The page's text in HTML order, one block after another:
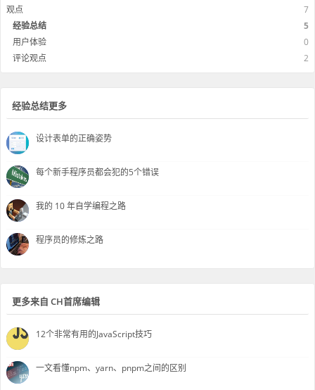
观点
7
经验总结
5
用户体验
0
评论观点
2
经验总结更多
设计表单的正确姿势
每个新手程序员都会犯的5个错误
我的 10 年自学编程之路
程序员的修炼之路
更多来自 CH首席编辑
12个非常有用的JavaScript技巧
一文看懂npm、yarn、pnpm之间的区别